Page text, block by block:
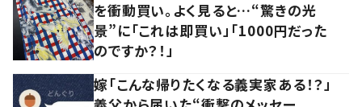
を衝動買い。よく見ると…“驚きの光
景”に「これは即買い」「1000円だった
のですか？！」
嫁「こんな帰りたくなる義実家ある！？」